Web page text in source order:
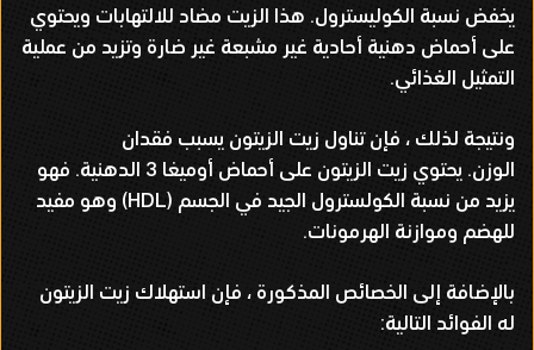
يخفض نسبة الكوليسترول. هذا الزيت مضاد للالتهابات ويحتوي
على أحماض دهنية أحادية غير مشبعة غير ضارة وتزيد من عملية
التمثيل الغذائي.
ونتيجة لذلك ، فإن تناول زيت الزيتون يسبب فقدان
الوزن. يحتوي زيت الزيتون على أحماض أوميغا 3 الدهنية. فهو
يزيد من نسبة الكولسترول الجيد في الجسم (HDL)
وهو مفيد
للهضم وموازنة الهرمونات.
بالإضافة إلى الخصائص المذكورة ، فإن استهلاك زيت الزيتون
له الفوائد التالية: